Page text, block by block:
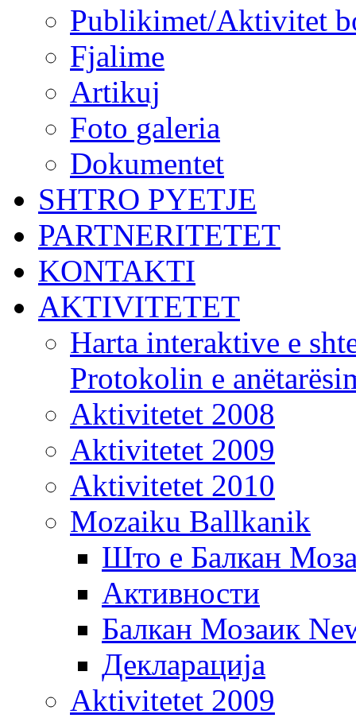
Publikimet/Aktivitet
Fjalime
Artikuj
Foto galeria
Dokumentet
SHTRO PYETJE
PARTNERITETET
KONTAKTI
AKTIVITETET
Harta interaktive e
Protokolin e
Aktivitetet 2008
Aktivitetet 2009
Aktivitetet 2010
Mozaiku Ballkanik
Што е Балкан
Активности
Балкан Мозаик
Декларација
Aktivitetet 2009